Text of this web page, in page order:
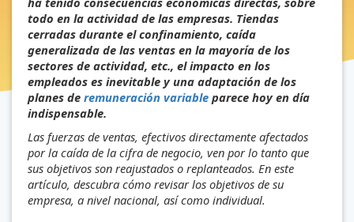
todo en la actividad de las empresas. Tiendas
cerradas durante el confinamiento, caída
generalizada de las ventas en la mayoría de los
sectores de actividad, etc., el impacto en los
empleados es inevitable y una adaptación de los
planes de remuneración variable parece hoy en día
indispensable.
Las fuerzas de ventas, efectivos directamente afectados
por la caída de la cifra de negocio, ven por lo tanto que
sus objetivos son reajustados o replanteados. En este
artículo, descubra cómo revisar los objetivos de su
empresa, a nivel nacional, así como individual.